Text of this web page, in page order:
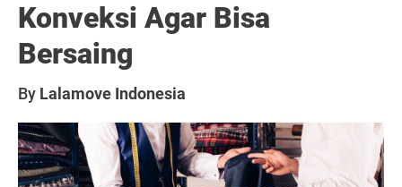
Konveksi Agar Bisa
Bersaing
By Lalamove Indonesia